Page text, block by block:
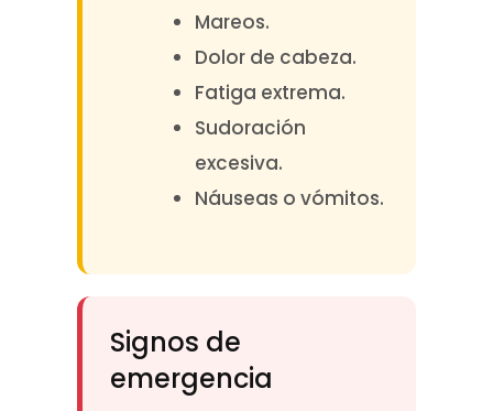
Mareos.
Dolor de cabeza.
Fatiga extrema.
Sudoración
excesiva.
Náuseas o vómitos.
Signos de
emergencia